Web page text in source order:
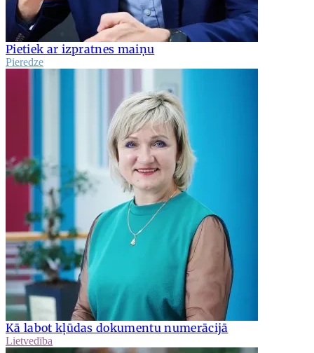
Pietiek ar izpratnes maiņu
Pieredze
Kā labot kļūdas dokumentu numerācijā
Lietvedība